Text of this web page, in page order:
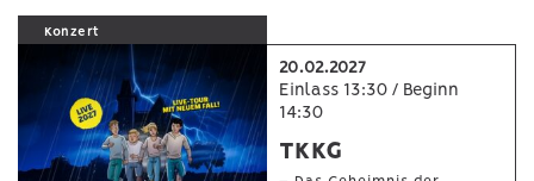
Konzert
20.02.2027
Einlass 13:30 / Beginn
14:30
TKKG